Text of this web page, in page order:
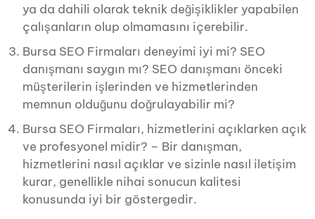
ya da dahili olarak teknik değişiklikler yapabilen
çalışanların olup olmamasını içerebilir.
Bursa SEO Firmaları deneyimi iyi mi? SEO
danışmanı saygın mı? SEO danışmanı önceki
müşterilerin işlerinden ve hizmetlerinden
memnun olduğunu doğrulayabilir mi?
Bursa SEO Firmaları, hizmetlerini açıklarken açık
ve profesyonel midir? – Bir danışman,
hizmetlerini nasıl açıklar ve sizinle nasıl iletişim
kurar, genellikle nihai sonucun kalitesi
konusunda iyi bir göstergedir.